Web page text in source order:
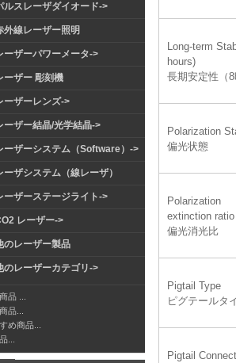
ルスレーザダイオード->
外線レーザー照明
ーザーパワーメータ->
ーザー 彫刻機
ーザーレンズ->
ーザー結晶/光学結晶->
ーザーシステム（Software）->
ーザシステム（線レーザ）
ーザーステージライト->
レーザー->
のレーザー製品
のレーザーカテゴリ->
品 ...
品...
め商品...
...
Long-term
hours)
長期安定性（8
Polarization
偏光状態
Polarization
extinction ratio
​偏光消光比
Pigtail Type
ピグテールタ
Pigtail